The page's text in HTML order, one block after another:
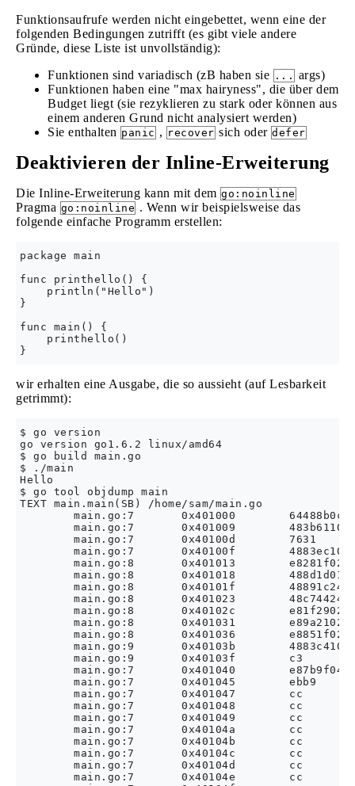
Funktionsaufrufe werden nicht eingebettet, wenn eine der
folgenden Bedingungen zutrifft (es gibt viele andere
Gründe, diese Liste ist unvollständig):
Funktionen sind variadisch (zB haben sie ... args)
Funktionen haben eine "max hairyness", die über dem
Budget liegt (sie rezyklieren zu stark oder können aus
einem anderen Grund nicht analysiert werden)
Sie enthalten panic , recover sich oder defer
Deaktivieren der Inline-Erweiterung
Die Inline-Erweiterung kann mit dem go:noinline
Pragma go:noinline . Wenn wir beispielsweise das
folgende einfache Programm erstellen:
package main
func printhello() {
    println("Hello")
}
func main() {
    printhello()
wir erhalten eine Ausgabe, die so aussieht (auf Lesbarkeit
getrimmt):
$ go version
go version go1.6.2 linux/amd64
$ go build main.go
$ ./main
Hello
$ go tool objdump main
TEXT main.main(SB) /home/sam/main.go
main.go:7       0x401000
main.go:7       0x401009        483b6110
main.go:7       0x40100d        7631
main.go:7       0x40100f        4883ec10
main.go:8       0x401013
main.go:8       0x401018
main.go:8       0x40101f        48891c24
main.go:8       0x401023
main.go:8       0x40102c
main.go:8       0x401031
main.go:8       0x401036
main.go:9       0x40103b        4883c410
main.go:9       0x40103f        c3
main.go:7       0x401040
main.go:7       0x401045        ebb9
main.go:7       0x401047        cc
main.go:7       0x401048        cc
main.go:7       0x401049        cc
main.go:7       0x40104a        cc
main.go:7       0x40104b        cc
main.go:7       0x40104c        cc
main.go:7       0x40104d        cc
main.go:7       0x40104e        cc